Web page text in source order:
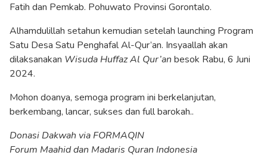
Fatih dan Pemkab. Pohuwato Provinsi Gorontalo.
Alhamdulillah setahun kemudian setelah launching Program
Satu Desa Satu Penghafal Al-Qur’an. Insyaallah akan
dilaksanakan Wisuda Huffaz Al Qur’an besok Rabu, 6 Juni
2024.
Mohon doanya, semoga program ini berkelanjutan,
berkembang, lancar, sukses dan full barokah..
Donasi Dakwah via FORMAQIN
Forum Maahid dan Madaris Quran Indonesia